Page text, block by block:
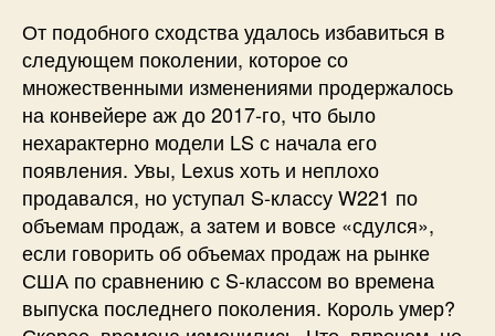
От подобного сходства удалось избавиться в
следующем поколении, которое со
множественными изменениями продержалось
на конвейере аж до 2017-го, что было
нехарактерно модели LS с начала его
появления. Увы, Lexus хоть и неплохо
продавался, но уступал S-классу W221 по
объемам продаж, а затем и вовсе «сдулся»,
если говорить об объемах продаж на рынке
США по сравнению с S-классом во времена
выпуска последнего поколения. Король умер?